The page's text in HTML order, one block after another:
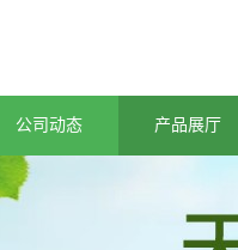
公司动态 产品展厅